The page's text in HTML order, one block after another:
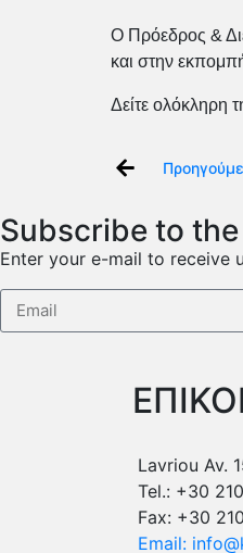
Ο Πρόεδρος &
και στην
Δείτε ολόκληρη
Subscribe to
Enter your e-mail to receive
Lavriou Av.
Tel.: +30
Fax: +30
Email: